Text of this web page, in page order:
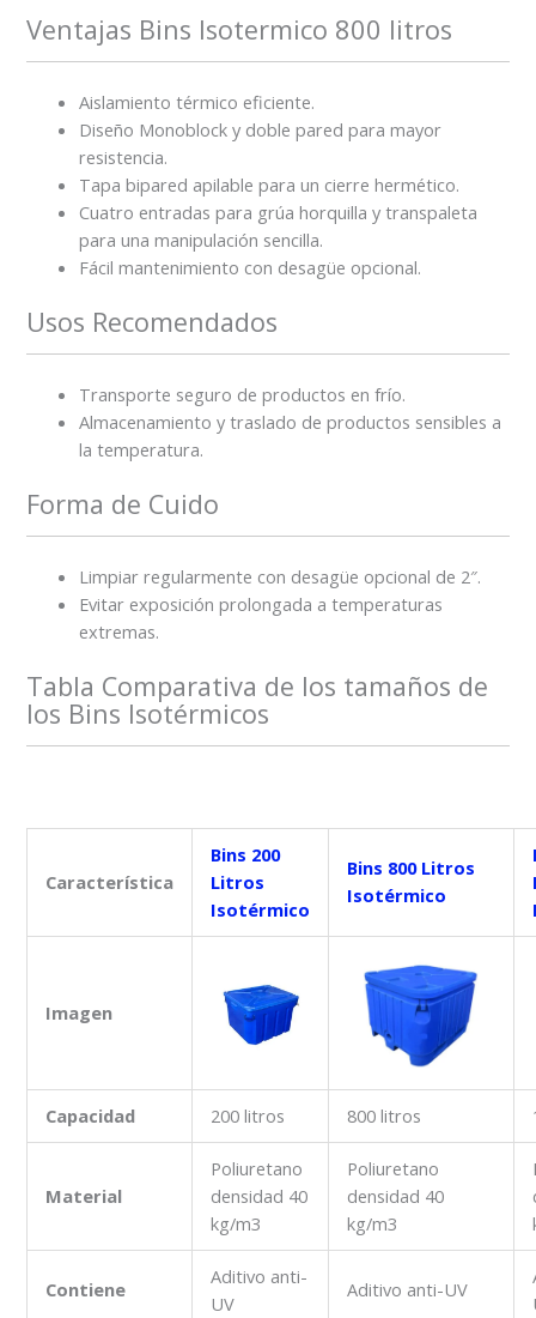
Ventajas Bins Isotermico 800 litros
Aislamiento térmico eficiente.
Diseño Monoblock y doble pared para mayor
resistencia.
Tapa bipared apilable para un cierre hermético.
Cuatro entradas para grúa horquilla y transpaleta
para una manipulación sencilla.
Fácil mantenimiento con desagüe opcional.
Usos Recomendados
Transporte seguro de productos en frío.
Almacenamiento y traslado de productos sensibles a
la temperatura.
Forma de Cuido
Limpiar regularmente con desagüe opcional de 2″.
Evitar exposición prolongada a temperaturas
extremas.
Tabla Comparativa de los tamaños de
los Bins Isotérmicos
Característica
Bins 200
Litros
Isotérmico
Bins 800 Litros
Isotérmico
Imagen
Capacidad 200 litros 800 litros
Material
Poliuretano
densidad 40
kg/m3
Poliuretano
densidad 40
kg/m3
Contiene
Aditivo anti-
UV
Aditivo anti-UV